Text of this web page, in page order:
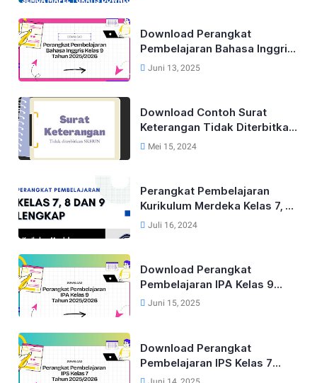
Download Perangkat
Pembelajaran Bahasa Inggris
Lengkap Untuk Kelas 9 Tahun
Juni 13, 2025
Download Contoh Surat
Keterangan Tidak Diterbitkan
SKHUN Terbaru 2025
Mei 15, 2024
Perangkat Pembelajaran
Kurikulum Merdeka Kelas 7, 8
dan 9 Tahun 2024
Juli 16, 2024
Download Perangkat
Pembelajaran IPA Kelas 9
Kurikulum Merdeka Tahun
Juni 15, 2025
Download Perangkat
Pembelajaran IPS Kelas 7
Kurikulum Merdeka Tahun